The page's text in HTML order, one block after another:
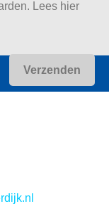
Lees hier